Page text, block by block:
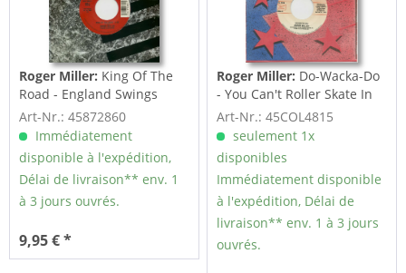
Roger Miller: King Of The
Road - England Swings
(7inch,...
Art-Nr.: 45872860
Immédiatement
disponible à l'expédition,
Délai de livraison** env. 1
à 3 jours ouvrés.
9,95 € *
Roger Miller: Do-Wacka-Do
- You Can't Roller Skate In
A...
Art-Nr.: 45COL4815
seulement 1x
disponibles
Immédiatement disponible
à l'expédition, Délai de
livraison** env. 1 à 3 jours
ouvrés.